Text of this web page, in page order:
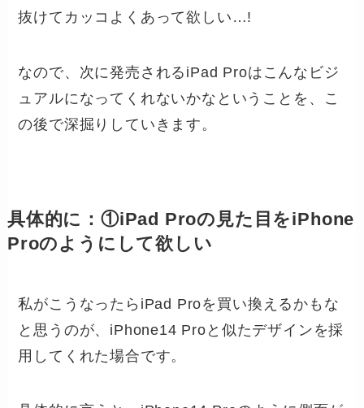
抜けてカッコよくあって欲しい…!
なので、次に発売されるiPad Proはこんなビジ
ュアルになってくれないかなということを、こ
の後で深掘りしていきます。
具体的に：①iPad Proの見た目をiPhone
Proのようにして欲しい
私がこうなったらiPad Proを買い換えるかもな
と思うのが、iPhone14 Proと似たデザインを採
用してくれた場合です。